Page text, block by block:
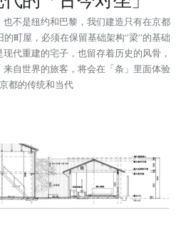
不是纽约和巴黎，我们建造只有在京都
町屋，必须在保留基础架构“梁”的基础
现代重建的宅子，也留存着历史的风骨，
来自世界的旅客，将会在「条」里面体验
都的传统和当代